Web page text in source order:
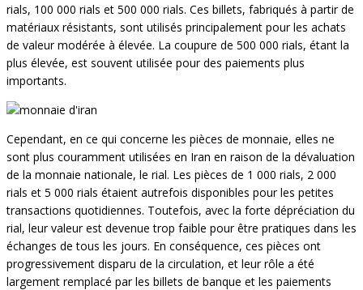
rials, 100 000 rials et 500 000 rials. Ces billets, fabriqués à partir de
matériaux résistants, sont utilisés principalement pour les achats
de valeur modérée à élevée. La coupure de 500 000 rials, étant la
plus élevée, est souvent utilisée pour des paiements plus
importants.
Cependant, en ce qui concerne les pièces de monnaie, elles ne
sont plus couramment utilisées en Iran en raison de la dévaluation
de la monnaie nationale, le rial. Les pièces de 1 000 rials, 2 000
rials et 5 000 rials étaient autrefois disponibles pour les petites
transactions quotidiennes. Toutefois, avec la forte dépréciation du
rial, leur valeur est devenue trop faible pour être pratiques dans les
échanges de tous les jours. En conséquence, ces pièces ont
progressivement disparu de la circulation, et leur rôle a été
largement remplacé par les billets de banque et les paiements